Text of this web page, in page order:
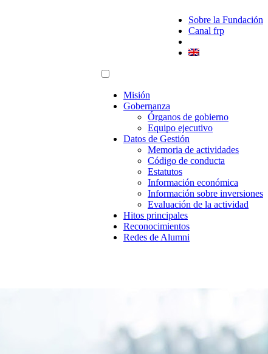
Sobre la Fundación
Canal frp
Misión
Gobernanza
Órganos de gobierno
Equipo ejecutivo
Datos de Gestión
Memoria de actividades
Código de conducta
Estatutos
Información económica
Información sobre inversiones
Evaluación de la actividad
Hitos principales
Reconocimientos
Redes de Alumni